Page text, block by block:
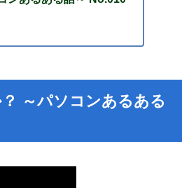
～パソコンあるある